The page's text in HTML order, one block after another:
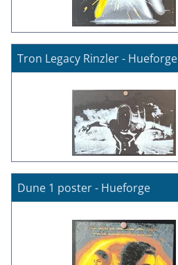
Tron Legacy Rinzler - Hueforge
Dune 1 poster - Hueforge